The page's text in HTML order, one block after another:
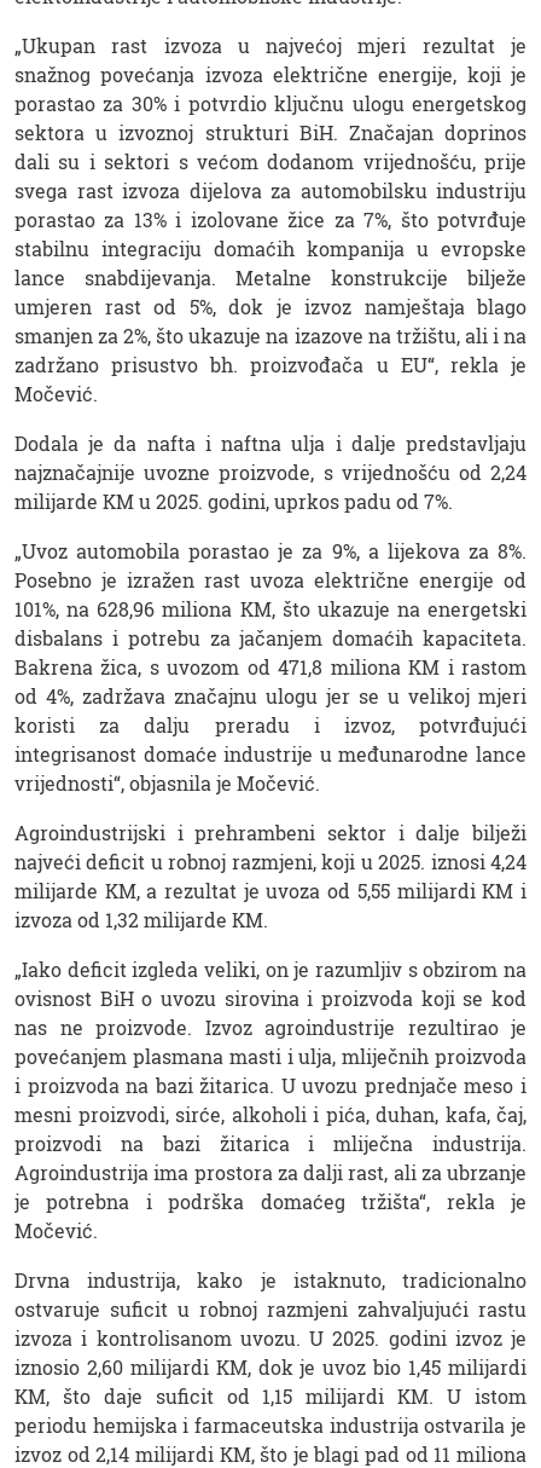
„Ukupan rast izvoza u najvećoj mjeri rezultat je
snažnog povećanja izvoza električne energije, koji je
porastao za 30% i potvrdio ključnu ulogu energetskog
sektora u izvoznoj strukturi BiH. Značajan doprinos
dali su i sektori s većom dodanom vrijednošću, prije
svega rast izvoza dijelova za automobilsku industriju
porastao za 13% i izolovane žice za 7%, što potvrđuje
stabilnu integraciju domaćih kompanija u evropske
lance snabdijevanja. Metalne konstrukcije bilježe
umjeren rast od 5%, dok je izvoz namještaja blago
smanjen za 2%, što ukazuje na izazove na tržištu, ali i na
zadržano prisustvo bh. proizvođača u EU“, rekla je
Močević.
Dodala je da nafta i naftna ulja i dalje predstavljaju
najznačajnije uvozne proizvode, s vrijednošću od 2,24
milijarde KM u 2025. godini, uprkos padu od 7%.
„Uvoz automobila porastao je za 9%, a lijekova za 8%.
Posebno je izražen rast uvoza električne energije od
101%, na 628,96 miliona KM, što ukazuje na energetski
disbalans i potrebu za jačanjem domaćih kapaciteta.
Bakrena žica, s uvozom od 471,8 miliona KM i rastom
od 4%, zadržava značajnu ulogu jer se u velikoj mjeri
koristi za dalju preradu i izvoz, potvrđujući
integrisanost domaće industrije u međunarodne lance
vrijednosti“, objasnila je Močević.
Agroindustrijski i prehrambeni sektor i dalje bilježi
najveći deficit u robnoj razmjeni, koji u 2025. iznosi 4,24
milijarde KM, a rezultat je uvoza od 5,55 milijardi KM i
izvoza od 1,32 milijarde KM.
„Iako deficit izgleda veliki, on je razumljiv s obzirom na
ovisnost BiH o uvozu sirovina i proizvoda koji se kod
nas ne proizvode. Izvoz agroindustrije rezultirao je
povećanjem plasmana masti i ulja, mliječnih proizvoda
i proizvoda na bazi žitarica. U uvozu prednjače meso i
mesni proizvodi, sirće, alkoholi i pića, duhan, kafa, čaj,
proizvodi na bazi žitarica i mliječna industrija.
Agroindustrija ima prostora za dalji rast, ali za ubrzanje
je potrebna i podrška domaćeg tržišta“, rekla je
Močević.
Drvna industrija, kako je istaknuto, tradicionalno
ostvaruje suficit u robnoj razmjeni zahvaljujući rastu
izvoza i kontrolisanom uvozu. U 2025. godini izvoz je
iznosio 2,60 milijardi KM, dok je uvoz bio 1,45 milijardi
KM, što daje suficit od 1,15 milijardi KM. U istom
periodu hemijska i farmaceutska industrija ostvarila je
izvoz od 2,14 milijardi KM, što je blagi pad od 11 miliona